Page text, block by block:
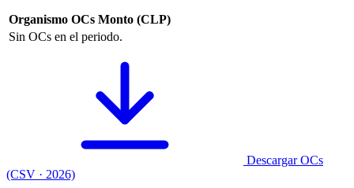
Organismo OCs Monto (CLP)
Sin OCs en el periodo.
Descargar OCs
(CSV · 2026)